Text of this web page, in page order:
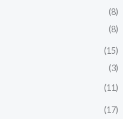
(8)
(8)
(15)
(3)
(11)
(17)